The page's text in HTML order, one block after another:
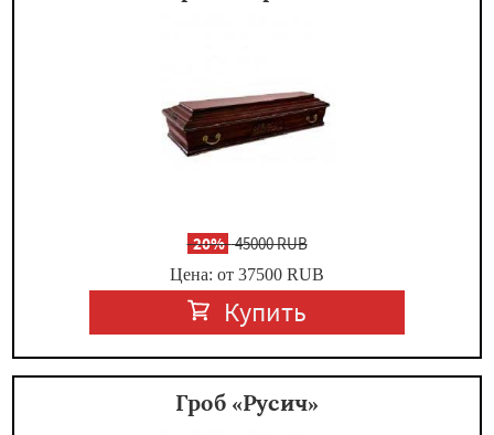
-20%45000 RUB
Цена: от 37500 RUB
Купить
Гроб «Русич»